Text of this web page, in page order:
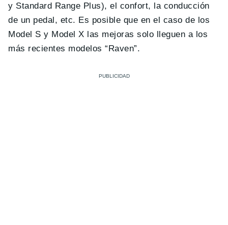
y Standard Range Plus), el confort, la conducción
de un pedal, etc. Es posible que en el caso de los
Model S y Model X las mejoras solo lleguen a los
más recientes modelos “Raven”.